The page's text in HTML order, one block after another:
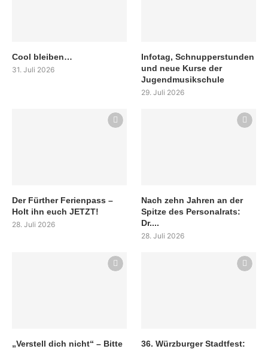
Cool bleiben…
31. Juli 2026
Infotag, Schnupperstunden
und neue Kurse der
Jugendmusikschule
29. Juli 2026
Der Fürther Ferienpass –
Holt ihn euch JETZT!
28. Juli 2026
Nach zehn Jahren an der
Spitze des Personalrats:
Dr....
28. Juli 2026
„Verstell dich nicht“ – Bitte
36. Würzburger Stadtfest: